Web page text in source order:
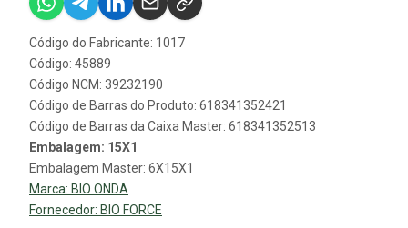
Código do Fabricante: 1017
Código: 45889
Código NCM: 39232190
Código de Barras do Produto: 618341352421
Código de Barras da Caixa Master: 618341352513
Embalagem: 15X1
Embalagem Master: 6X15X1
Marca: BIO ONDA
Fornecedor: BIO FORCE